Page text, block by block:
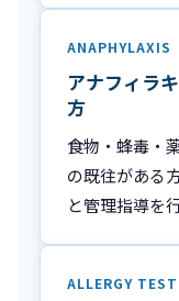
ANAPHYLAXIS
アナフィラ
方
食物・蜂毒・
の既往がある
と管理指導を
ALLERGY TEST